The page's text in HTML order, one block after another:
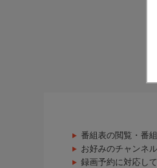
番組表の閲覧・番
お好みのチャンネ
録画予約に対応し